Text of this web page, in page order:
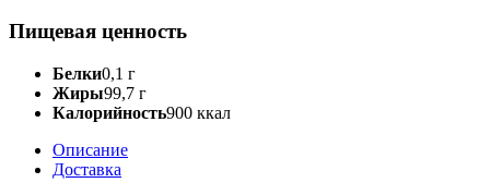
Пищевая ценность
Белки0,1 г
Жиры99,7 г
Калорийность900 ккал
Описание
Доставка